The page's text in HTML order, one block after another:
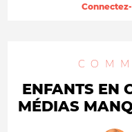
ENFANTS EN
MÉDIAS